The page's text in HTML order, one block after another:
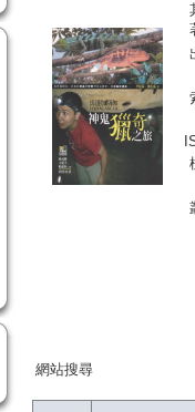
網站搜尋